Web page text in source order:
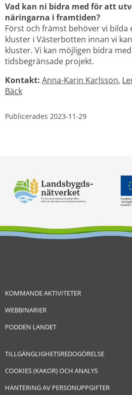
Vad kan ni bidra med för att
näringarna i framtiden?
Först och främst behöver vi
kluster i Västerbotten innan vi
kluster. Vi kan möjligen bidra
tidsbegränsade projekt.
Kontakt: Anna-Karin Karlsson,
Bäck
Publicerades 2023-11-29
KOMMANDE AKTIVITETER
WEBBINARIER
PODDEN LANDET
TILLGÄNGLIGHETSREDOGÖRELSE
COOKIES (KAKOR) OCH ANALYS
HANTERING AV PERSONUPPGIFTER